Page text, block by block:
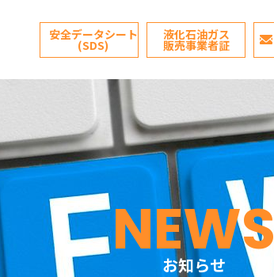
内
安全データシート
(SDS)
液化石油ガス
販売事業者証
NEWS
お知らせ